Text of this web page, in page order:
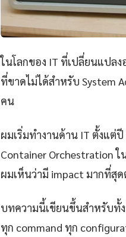
ในโลกของ IT ที่เปลี่ยนแปลง
ที่ขาดไม่ได้สำหรับ System
คน
ผมเริ่มทำงานด้าน IT ตั้งแต่
Container Orchestration
ผมเห็นว่ามี impact มากที่สุ
บทความนี้เขียนขึ้นสำหรับทั้
ทุก command ทุก